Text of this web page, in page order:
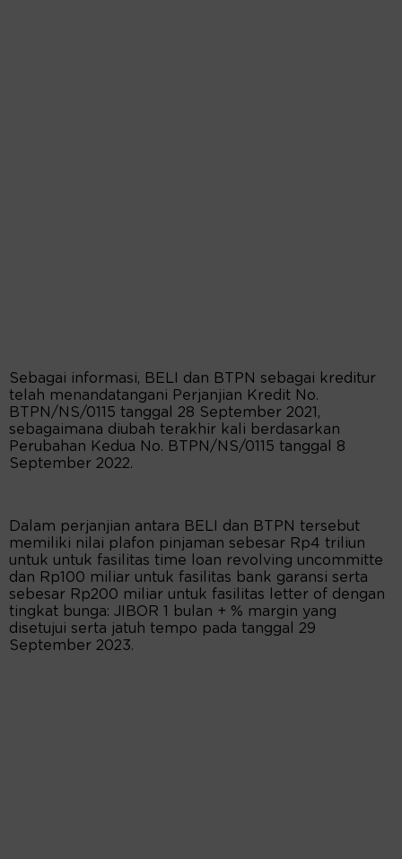
Sebagai informasi, BELI dan BTPN sebagai kreditur
telah menandatangani Perjanjian Kredit No.
BTPN/NS/0115 tanggal 28 September 2021,
sebagaimana diubah terakhir kali berdasarkan
Perubahan Kedua No. BTPN/NS/0115 tanggal 8
September 2022.
Dalam perjanjian antara BELI dan BTPN tersebut
memiliki nilai plafon pinjaman sebesar Rp4 triliun
untuk untuk fasilitas time loan revolving uncommitte
dan Rp100 miliar untuk fasilitas bank garansi serta
sebesar Rp200 miliar untuk fasilitas letter of dengan
tingkat bunga: JIBOR 1 bulan + % margin yang
disetujui serta jatuh tempo pada tanggal 29
September 2023.